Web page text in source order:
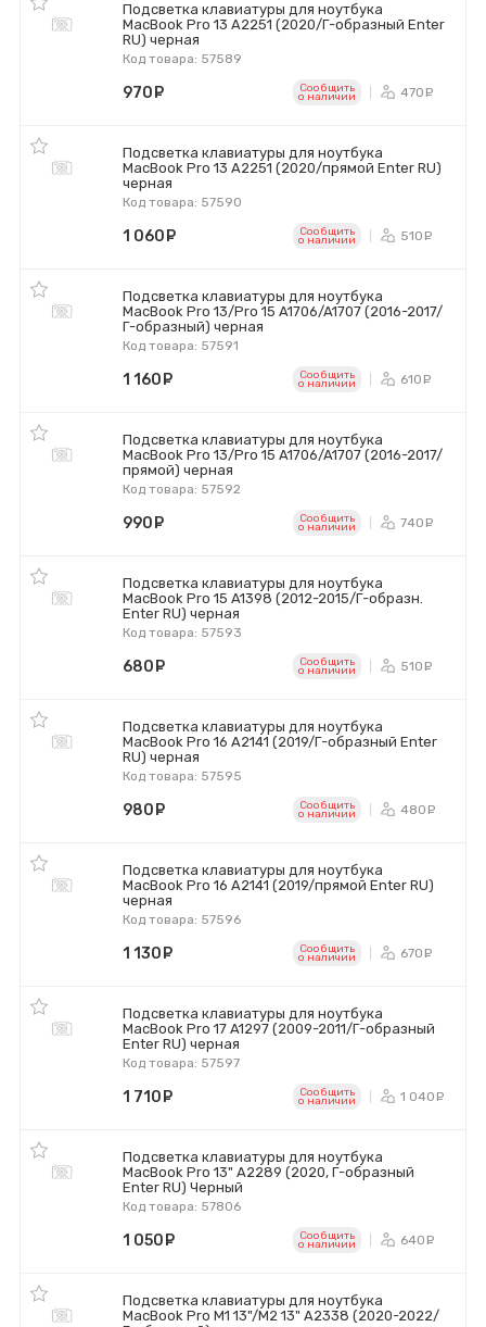
Подсветка клавиатуры для ноутбука
MacBook Pro 13 A2251 (2020/Г-образный Enter
RU) черная
Код товара: 57589
970 Сообщить
o наличии 470
Подсветка клавиатуры для ноутбука
MacBook Pro 13 A2251 (2020/прямой Enter RU)
черная
Код товара: 57590
1 060 Сообщить
o наличии 510
Подсветка клавиатуры для ноутбука
MacBook Pro 13/Pro 15 A1706/A1707 (2016-2017/
Г-образный) черная
Код товара: 57591
1 160 Сообщить
o наличии 610
Подсветка клавиатуры для ноутбука
MacBook Pro 13/Pro 15 A1706/A1707 (2016-2017/
прямой) черная
Код товара: 57592
990 Сообщить
o наличии 740
Подсветка клавиатуры для ноутбука
MacBook Pro 15 A1398 (2012-2015/Г-образн.
Enter RU) черная
Код товара: 57593
680 Сообщить
o наличии 510
Подсветка клавиатуры для ноутбука
MacBook Pro 16 A2141 (2019/Г-образный Enter
RU) черная
Код товара: 57595
980 Сообщить
o наличии 480
Подсветка клавиатуры для ноутбука
MacBook Pro 16 A2141 (2019/прямой Enter RU)
черная
Код товара: 57596
1 130 Сообщить
o наличии 670
Подсветка клавиатуры для ноутбука
MacBook Pro 17 A1297 (2009-2011/Г-образный
Enter RU) черная
Код товара: 57597
1 710 Сообщить
o наличии 1 040
Подсветка клавиатуры для ноутбука
MacBook Pro 13" A2289 (2020, Г-образный
Enter RU) Черный
Код товара: 57806
1 050 Сообщить
o наличии 640
Подсветка клавиатуры для ноутбука
MacBook Pro M1 13"/M2 13" A2338 (2020-2022/